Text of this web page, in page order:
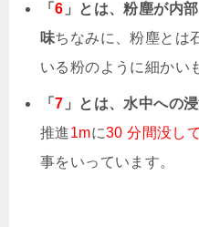
「6 」とは、粉塵が内
味ちなみに、粉塵とは
いる粉のように細かい
「7 」とは、水中への
推進1mに30 分間没し
事をいっています。